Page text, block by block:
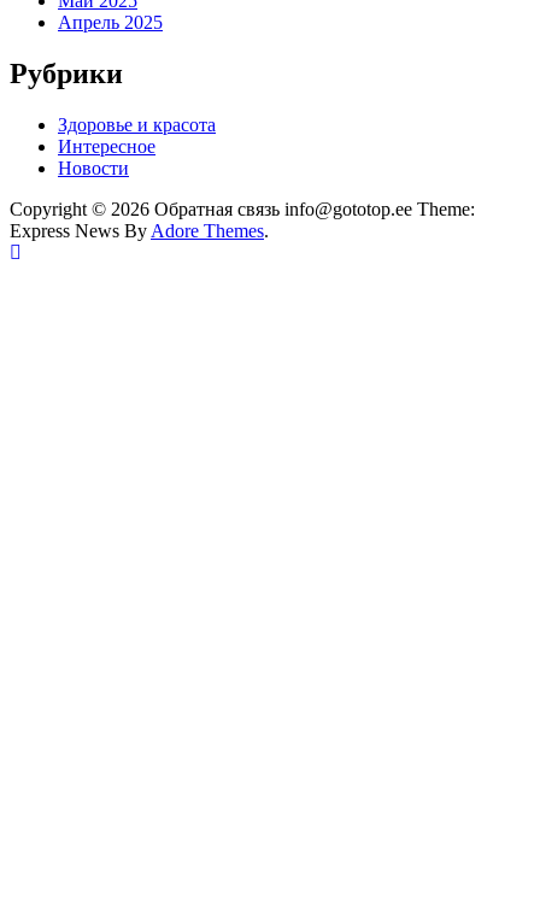
Апрель 2025
Рубрики
Здоровье и красота
Интересное
Новости
Copyright © 2026 Обратная связь info@gototop.ee Theme:
Express News By Adore Themes.